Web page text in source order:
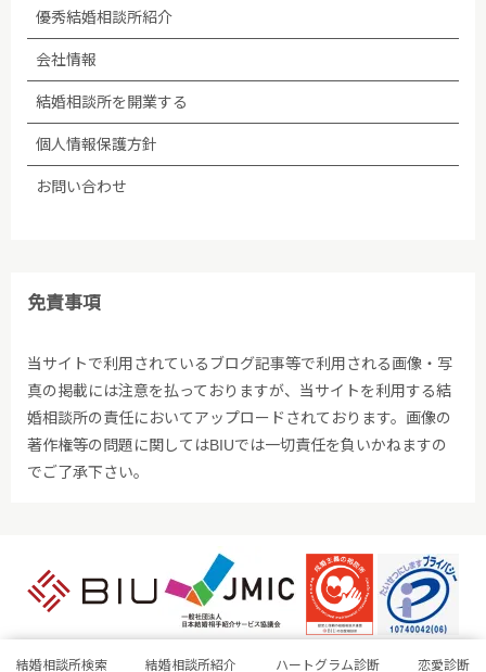
結婚相談所検索 結婚相談所紹介 ハートグラム診断 恋愛診断
優秀結婚相談所紹介
会社情報
結婚相談所を開業する
個人情報保護方針
お問い合わせ
免責事項
当サイトで利用されているブログ記事等で利用される画像・写
真の掲載には注意を払っておりますが、当サイトを利用する結
婚相談所の責任においてアップロードされております。画像の
著作権等の問題に関してはBIUでは一切責任を負いかねますの
でご了承下さい。